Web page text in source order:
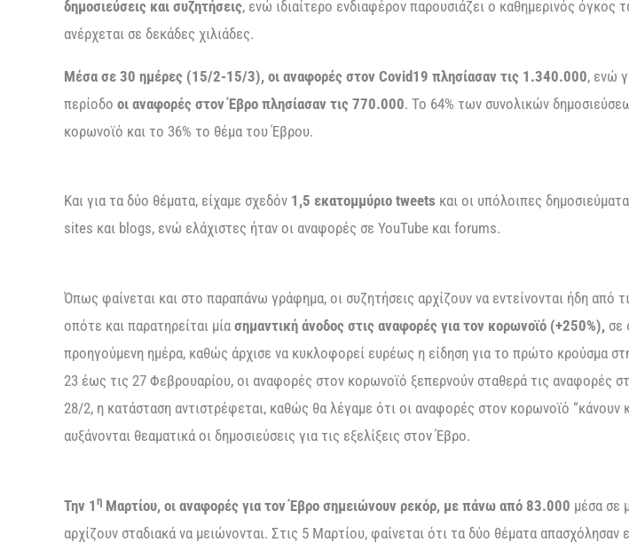
δημοσιεύσεις και συζητήσεις, ενώ ιδιαίτερο ενδιαφέρον παρουσιάζει ο καθημερινός
ανέρχεται σε δεκάδες χιλιάδες.
Μέσα σε 30 ημέρες (15/2-15/3), οι αναφορές στον Covid19 πλησίασαν τις 1.340.000, ενώ
περίοδο οι αναφορές στον Έβρο πλησίασαν τις 770.000. Το 64% των συνολικών
κορωνοϊό και το 36% το θέμα του Έβρου.
Και για τα δύο θέματα, είχαμε σχεδόν 1,5 εκατομμύριο tweets και οι υπόλοιπες
sites και blogs, ενώ ελάχιστες ήταν οι αναφορές σε YouTube και forums.
Όπως φαίνεται και στο παραπάνω γράφημα, οι συζητήσεις αρχίζουν να εντείνονται ήδη από
οπότε και παρατηρείται μία σημαντική άνοδος στις αναφορές για τον κορωνοϊό (+250%), σε
προηγούμενη ημέρα, καθώς άρχισε να κυκλοφορεί ευρέως η είδηση για το πρώτο κρούσμα
23 έως τις 27 Φεβρουαρίου, οι αναφορές στον κορωνοϊό ξεπερνούν σταθερά τις αναφορές
28/2, η κατάσταση αντιστρέφεται, καθώς θα λέγαμε ότι οι αναφορές στον κορωνοϊό “κάνουν
αυξάνονται θεαματικά οι δημοσιεύσεις για τις εξελίξεις στον Έβρο.
Την 1 η Μαρτίου, οι αναφορές για τον Έβρο σημειώνουν ρεκόρ, με πάνω από 83.000 μέσα σε
αρχίζουν σταδιακά να μειώνονται. Στις 5 Μαρτίου, φαίνεται ότι τα δύο θέματα απασχόλησαν